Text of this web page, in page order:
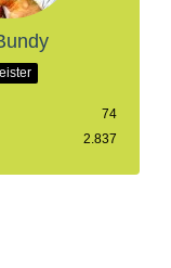
74
2.837